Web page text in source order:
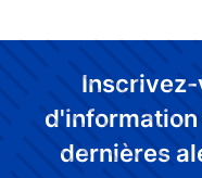
dernières